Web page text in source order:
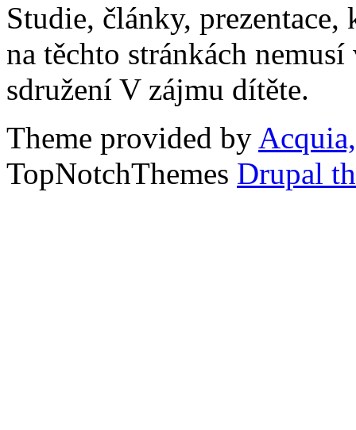
Studie, články,
na těchto stránkách
sdružení V zájmu dítěte.
Theme provided by
TopNotchThemes Drupal